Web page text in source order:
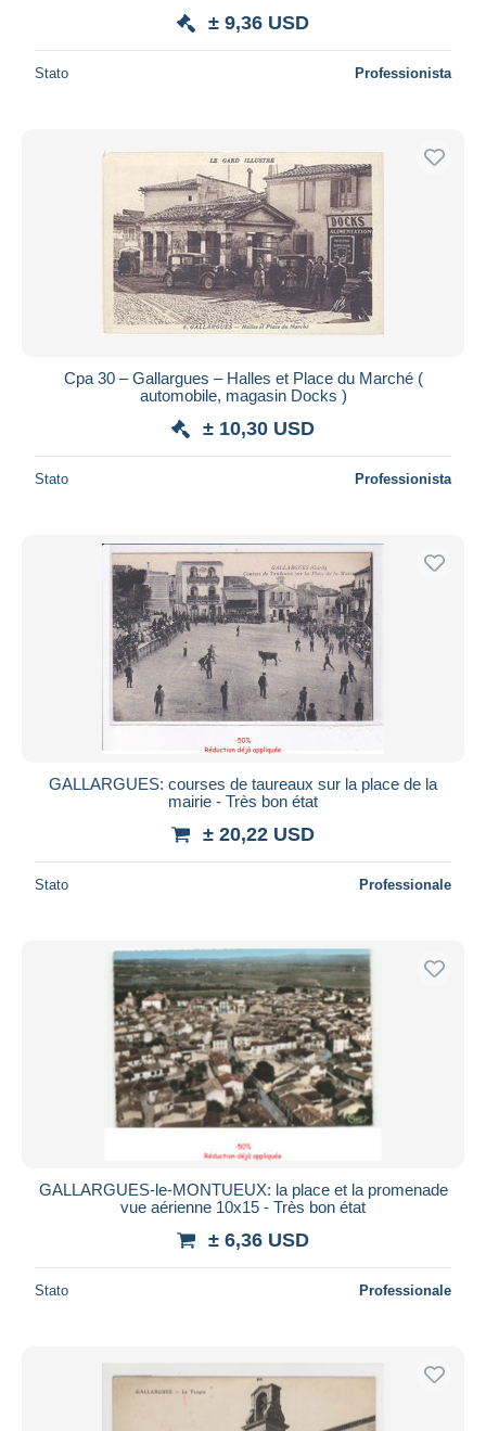
± 9,36 USD
Stato Professionista
Cpa 30 – Gallargues – Halles et Place du Marché (
automobile, magasin Docks )
± 10,30 USD
Stato Professionista
GALLARGUES: courses de taureaux sur la place de la
mairie - Très bon état
± 20,22 USD
Stato Professionale
GALLARGUES-le-MONTUEUX: la place et la promenade
vue aérienne 10x15 - Très bon état
± 6,36 USD
Stato Professionale